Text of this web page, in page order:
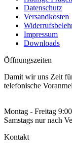
Datenschutz
Versandkosten
Impressum
Downloads
Öffnungszeiten
Damit wir uns Zeit
telefonische
Montag - Freitag
Samstags nur nach
Kontakt